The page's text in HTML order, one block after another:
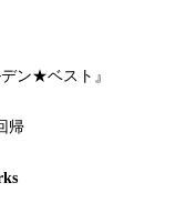
ン★ベスト』
帰